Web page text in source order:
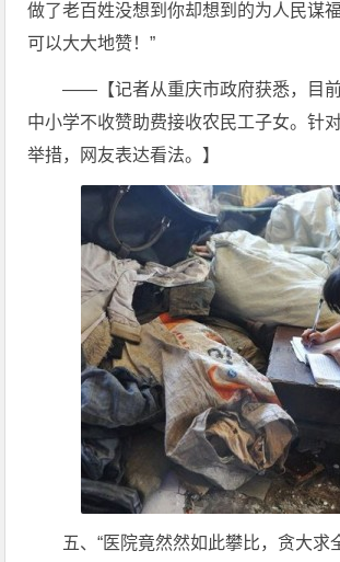
做了老百姓没想到你却想到的为人民谋
可以大大地赞！”
——【记者从重庆市政府获悉，目
中小学不收赞助费接收农民工子女。针
举措，网友表达看法。】
五、“医院竟然然如此攀比，贪大求